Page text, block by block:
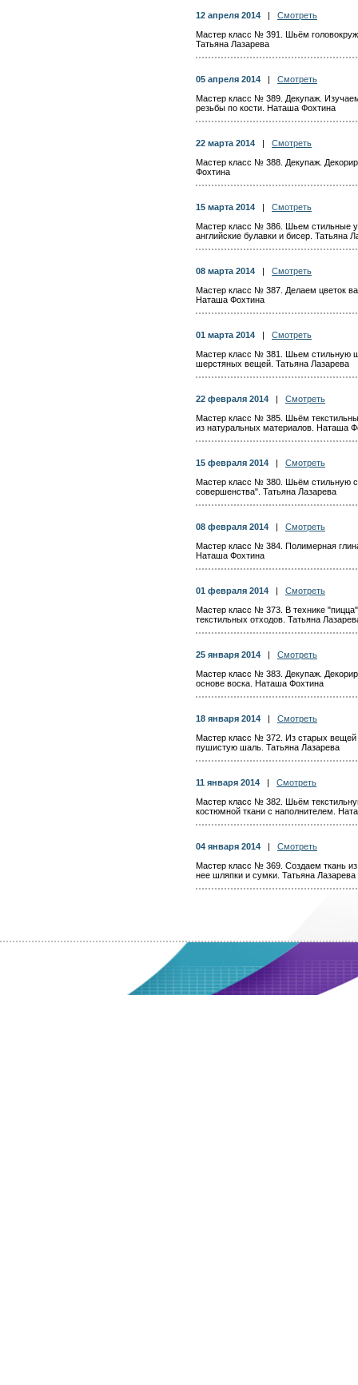
12 апреля 2014
Смотреть
Мастер класс № 391. Шьём
Татьяна Лазарева
05 апреля 2014
Смотреть
Мастер класс № 389. Декупаж.
резьбы по кости. Наташа Фохтина
22 марта 2014
Смотреть
Мастер класс № 388. Декупаж.
Фохтина
15 марта 2014
Смотреть
Мастер класс № 386. Шьем стильные
английские булавки и бисер. Татьяна
08 марта 2014
Смотреть
Мастер класс № 387. Делаем цветок
Наташа Фохтина
01 марта 2014
Смотреть
Мастер класс № 381. Шьем стильную
шерстяных вещей. Татьяна Лазарева
22 февраля 2014
Смотреть
Мастер класс № 385. Шьём
из натуральных материалов. Наташа
15 февраля 2014
Смотреть
Мастер класс № 380. Шьём стильную
совершенства". Татьяна Лазарева
08 февраля 2014
Смотреть
Мастер класс № 384. Полимерная
Наташа Фохтина
01 февраля 2014
Смотреть
Мастер класс № 373. В технике
текстильных отходов. Татьяна
25 января 2014
Смотреть
Мастер класс № 383. Декупаж.
основе воска. Наташа Фохтина
18 января 2014
Смотреть
Мастер класс № 372. Из старых
пушистую шаль. Татьяна Лазарева
11 января 2014
Смотреть
Мастер класс № 382. Шьём
костюмной ткани с наполнителем.
04 января 2014
Смотреть
Мастер класс № 369. Создаем ткань
нее шляпки и сумки. Татьяна Лазарева